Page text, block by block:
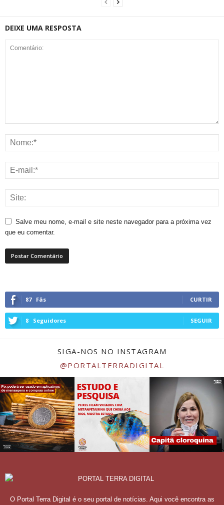
DEIXE UMA RESPOSTA
Salve meu nome, e-mail e site neste navegador para a próxima vez
que eu comentar.
87 Fãs CURTIR
8 Seguidores SEGUIR
SIGA-NOS NO INSTAGRAM
@PORTALTERRADIGITAL
O Portal Terra Digital é o seu portal de notícias. Aqui você encontra as